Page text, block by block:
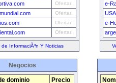
Ofertar!
Ofertar!
Ofertar!
Ofertar!
de InformaciÃ³n Y Noticias
e-
e-
Negocios
dominio Precio